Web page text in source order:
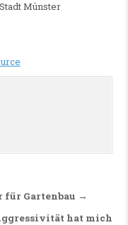
Münster
für Gartenbau →
hat mich